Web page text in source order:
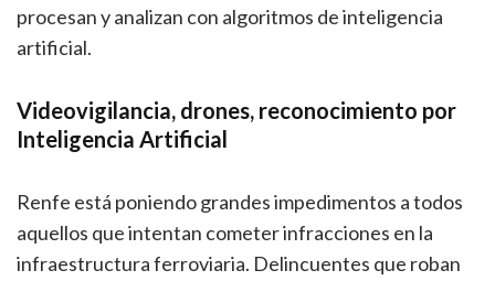
procesan y analizan con algoritmos de inteligencia
artificial.
Videovigilancia, drones, reconocimiento por
Inteligencia Artificial
Renfe está poniendo grandes impedimentos a todos
aquellos que intentan cometer infracciones en la
infraestructura ferroviaria. Delincuentes que roban